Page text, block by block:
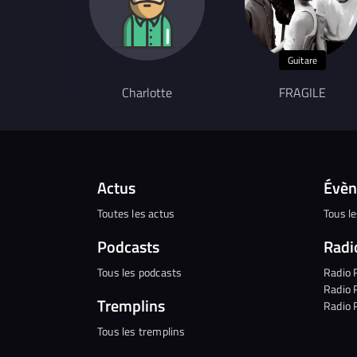
Charlotte
Guitare
FRAGILE
Actus
Toutes les actus
Podcasts
Tous les podcasts
Tremplins
Tous les tremplins
Tous
Radio
Radio
Radio